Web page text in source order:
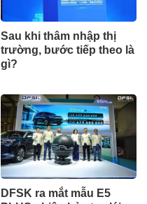
Sau khi thâm nhập thị
trường, bước tiếp theo là
gì?
DFSK ra mắt mẫu E5